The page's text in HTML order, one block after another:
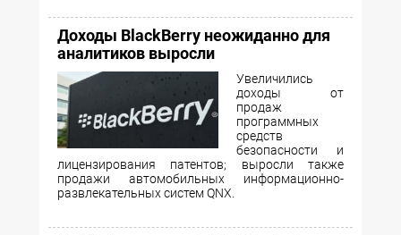
Доходы BlackBerry неожиданно для
аналитиков выросли
Увеличились
доходы от
продаж
программных
средств
безопасности и
лицензирования патентов; выросли также
продажи автомобильных информационно-
развлекательных систем QNX.